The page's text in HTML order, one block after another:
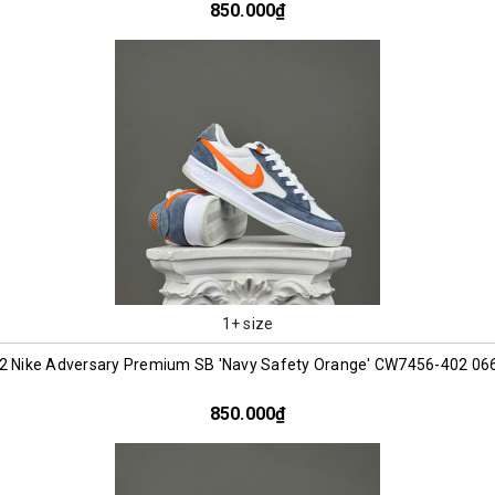
850.000₫
1+ size
Nike Adversary Premium SB 'Navy Safety Orange' CW7456-402
850.000₫